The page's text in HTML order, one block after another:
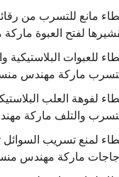
مانع للتسرب من
لفتح العبوة
للعبوات البلاستيكية
ماركة مهندس
لفوهة العلب
والتلف ماركة
لمنع تسريب
ماركة مهندس